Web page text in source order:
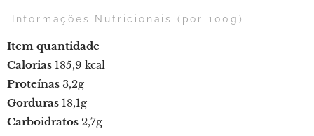
Informações Nutricionais (por 100g)
Item quantidade
Calorias 185,9 kcal
Proteínas 3,2g
Gorduras 18,1g
Carboidratos 2,7g